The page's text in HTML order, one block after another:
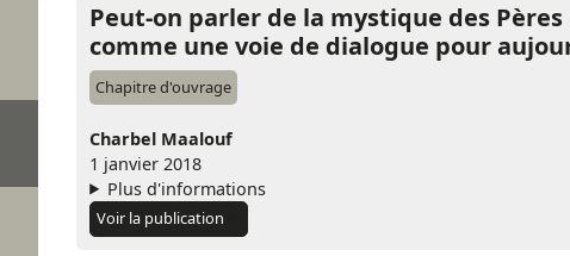
Peut-on parler de la mystique des Pères
comme une voie de dialogue pour
Chapitre d'ouvrage
Charbel Maalouf
1 janvier 2018
Plus d'informations
Voir la publication